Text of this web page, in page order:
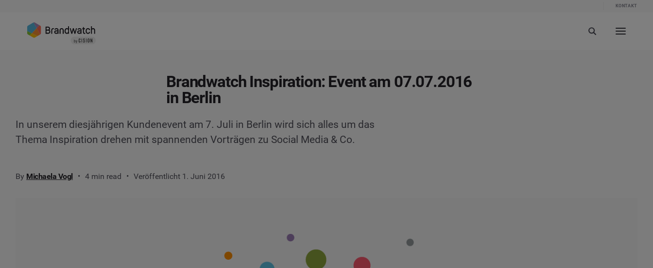
KONTAKT
Brandwatch Inspiration: Event am 07.07.2016
in Berlin
In unserem diesjährigen Kundenevent am 7. Juli in Berlin wird sich alles um das
Thema Inspiration drehen mit spannenden Vorträgen zu Social Media & Co.
By Michaela Vogl 4 min read Veröffentlicht 1. Juni 2016